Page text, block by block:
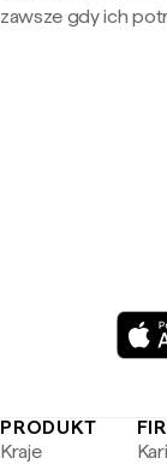
zawsze gdy ich
PRODUKT
Kraje